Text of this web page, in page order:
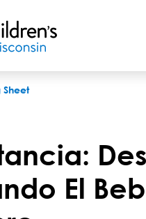
Sheet
El